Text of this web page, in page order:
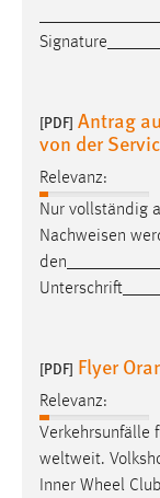
[PDF] Antrag
von der
Relevanz:
Nur vollständig
Nachweisen
[PDF] Flyer
Relevanz:
Verkehrsunfälle
weltweit.
Inner Wheel